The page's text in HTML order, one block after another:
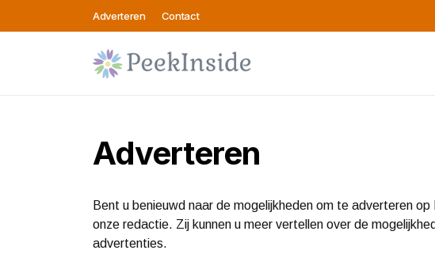
Adverteren Contact
Adverteren
Bent u benieuwd naar de mogelijkheden om te adverteren
onze redactie. Zij kunnen u meer vertellen over de
advertenties.